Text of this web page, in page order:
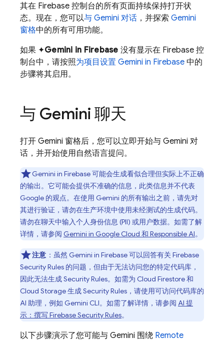
其在 Firebase 控制台的所有页面持续保持打开状
态。现在，您可以与 Gemini 对话 ，并探索 Gemini
窗格中的所有可用功能。
如果 ✦Gemini in Firebase 没有显示在 Firebase 控
制台中，请按照为项目设置 Gemini in Firebase 中的
步骤将其启用。
与 Gemini 聊天
打开 Gemini 窗格后，您可以立即开始与 Gemini 对
话，并开始使用自然语言提问。
Gemini in Firebase可能会生成看似合理但实际上不正确
的输出。它可能会提供不准确的信息，此类信息并不代表
Google 的观点。在使用 Gemini 的所有输出之前，请先对
其进行验证，请勿在生产环境中使用未经测试的生成代码。
请勿在聊天中输入个人身份信息 (PII) 或用户数据。如需了解
详情，请参阅 Gemini in Google Cloud 和 Responsible AI。
注意 ： 虽然 Gemini in Firebase可以回答有关 Firebase
Security Rules 的问题，但由于无法访问您的特定代码库，
因此无法生成Security Rules。如需为 Cloud Firestore和
Cloud Storage生成Security Rules ，请使用可访问代码库的
AI 助理，例如 Gemini CLI。如需了解详情，请参阅 AI 提
示：撰写 Firebase Security Rules。
以下步骤演示了您可能与 Gemini 围绕 Remote